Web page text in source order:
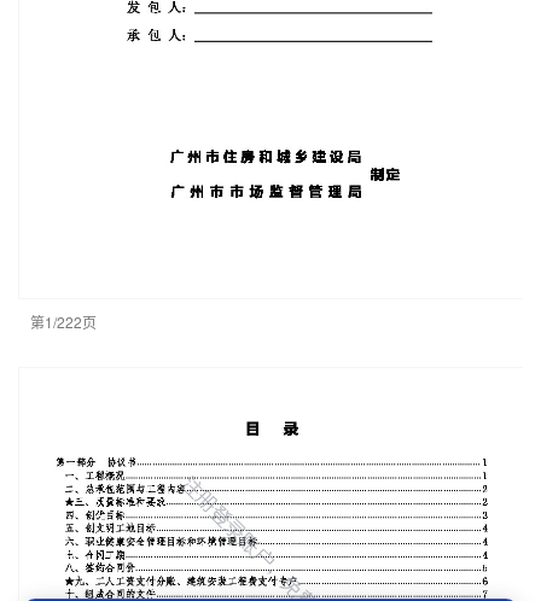
第1/222页